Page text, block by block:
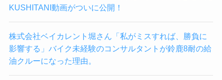
KUSHITANI動画がついに公開！
株式会社ベイカレント堀さん「私がミスすれば、勝負に
影響する」バイク未経験のコンサルタントが鈴鹿8耐の給
油クルーになった理由。